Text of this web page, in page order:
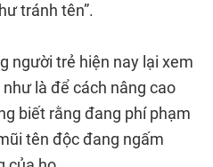
tránh tên”.
người trẻ hiện nay lại xem
là để cách nâng cao
biết rằng đang phí phạm
tên độc đang ngấm